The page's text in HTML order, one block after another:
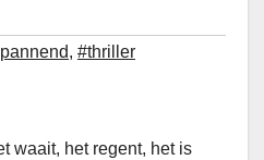
, #thriller
waait, het regent, het is